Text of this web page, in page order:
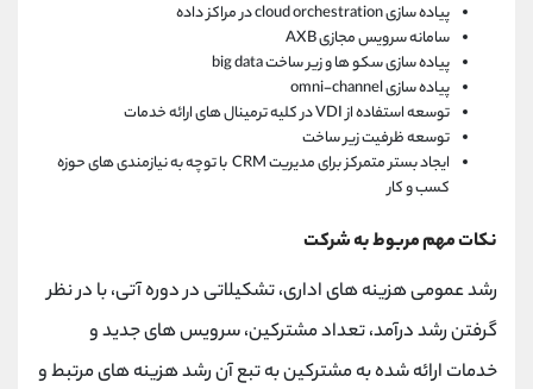
پیاده سازی cloud orchestration در مراکز داده
سامانه سرویس مجازی AXB
پیاده سازی سکو ها و زیر ساخت big data
پیاده سازی omni-channel
توسعه استفاده از VDI در کلیه ترمینال های ارائه خدمات
توسعه ظرفیت زیر ساخت
ایجاد بستر متمرکز برای مدیریت CRM با توچه به نیازمندی های حوزه
کسب و کار
نکات مهم مربوط به شرکت
رشد عمومی هزینه های اداری، تشکیلاتی در دوره آتی، با در نظر
گرفتن رشد درآمد، تعداد مشترکین، سرویس های جدید و
خدمات ارائه شده به مشترکین به تبع آن رشد هزینه های مرتبط و